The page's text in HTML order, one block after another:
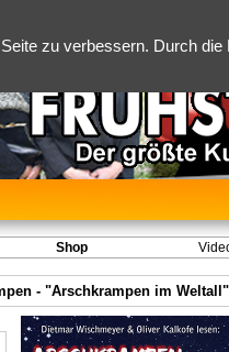
zu verbessern. Durch
Shop
- "Arschkrampen im Weltall"